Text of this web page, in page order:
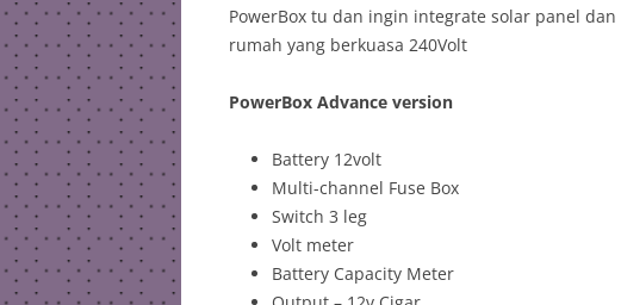
PowerBox tu dan ingin integrate solar panel
rumah yang berkuasa 240Volt
PowerBox Advance version
Battery 12volt
Multi-channel Fuse Box
Switch 3 leg
Volt meter
Battery Capacity Meter